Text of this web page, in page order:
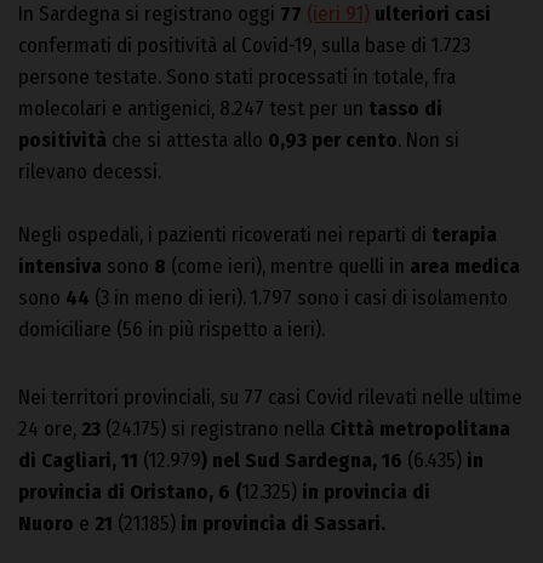
In Sardegna si registrano oggi 77 (ieri 91) ulteriori casi
confermati di positività al Covid-19, sulla base di 1.723
persone testate. Sono stati processati in totale, fra
molecolari e antigenici, 8.247 test per un tasso di
positività che si attesta allo 0,93 per cento. Non si
rilevano decessi.
Negli ospedali, i pazienti ricoverati nei reparti di terapia
intensiva sono 8 (come ieri), mentre quelli in area medica
sono 44 (3 in meno di ieri). 1.797 sono i casi di isolamento
domiciliare (56 in più rispetto a ieri).
Nei territori provinciali, su 77 casi Covid rilevati nelle ultime
24 ore, 23 (24.175) si registrano nella Città metropolitana
di Cagliari, 11 (12.979) nel Sud Sardegna, 16 (6.435) in
provincia di Oristano, 6 (12.325) in provincia di
Nuoro e 21 (21.185) in provincia di Sassari.